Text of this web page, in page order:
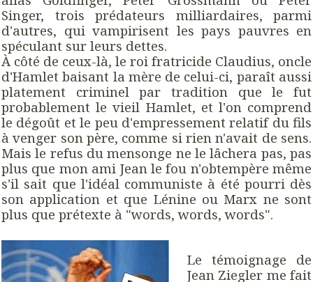
Singer, trois prédateurs milliardaires, parmi
d'autres, qui vampirisent les pays pauvres en
spéculant sur leurs dettes.
À côté de ceux-là, le roi fratricide Claudius, oncle
d'Hamlet baisant la mère de celui-ci, paraît aussi
platement criminel par tradition que le fut
probablement le vieil Hamlet, et l'on comprend
le dégoût et le peu d'empressement relatif du fils
à venger son père, comme si rien n'avait de sens.
Mais le refus du mensonge ne le lâchera pas, pas
plus que mon ami Jean le fou n'obtempère même
s'il sait que l'idéal communiste à été pourri dès
son application et que Lénine ou Marx ne sont
plus que prétexte à "words, words, words".
Le témoignage de
Jean Ziegler me fait